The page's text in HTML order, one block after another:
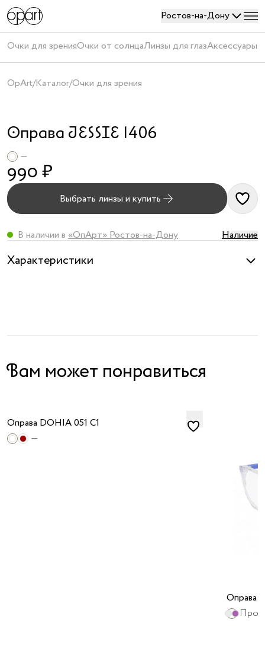
Ростов-на-Дону
Очки для зренияОчки от солнцаЛинзы для глазАксессуары
Войти
или
создать
Получить
код
аккаунт,
обработки
данных
OpArt/Каталог/Очки для зрения
Оправа JESSIE 1406
—
990 ₽
Выбрать линзы и купить
В наличии в «ОпАрт» Ростов-на-Дону Наличие
Характеристики
Вам может понравиться
Оправа DOHIA 051 C1
—
Оправа